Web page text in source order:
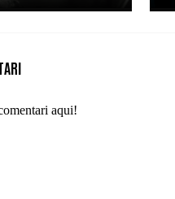
aqui!